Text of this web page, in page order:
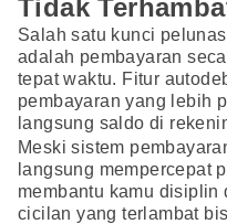
Tidak
Salah satu kunci
adalah pembayaran
tepat waktu. Fitur
pembayaran yang lebih
langsung saldo di
Meski sistem
langsung mempercepat
membantu kamu disiplin
cicilan yang terlambat